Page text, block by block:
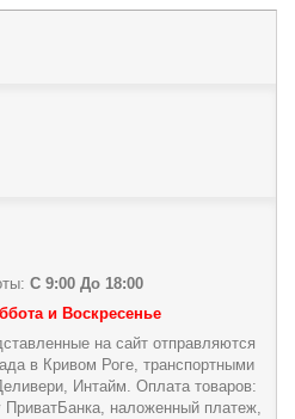
С 9:00 До 18:00
и Воскресенье
на сайт отправляются
в Кривом Роге, транспортными
Интайм. Оплата товаров:
ПриватБанка, наложенный платеж,